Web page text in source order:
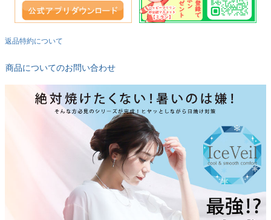
返品特約について
商品についてのお問い合わせ